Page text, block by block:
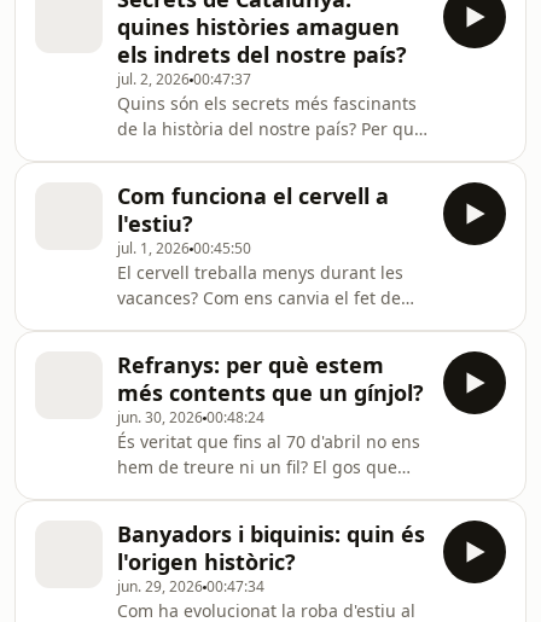
persones que busquen solucions i
d'altres que posen problemes? Avui,
amb Marta Pontnou, David Balaguer,
Pau Fernández, Anna Latorre i Núria
Casas hem compartit les solucions
que han trobat els oients del
programa els últims mesos.
quines històries amaguen
els indrets del nostre país?
jul. 2, 202600:47:37
Quins són els secrets més fascinants
de la història del nostre país? Per què
cases del Maresme són gairebé totes
iguals? On es pot veure la Moreneta a
la ciutat de Barcelona? Quina és la
història darrere del conegut com a
nen de Casserres? Hem trobat la
solució amb l'escriptor Joan de Déu
Prats i la periodista Natàlia Moreno.
Com funciona el cervell a
l'estiu?
jul. 1, 202600:45:50
El cervell treballa menys durant les
vacances? Com ens canvia el fet de
endreçada o ens limita? Què vol dir
exactament ser productius? A l'estiu,
som productius? En general, està de
moda anar estressat i tenir molta
feina? I quan fem vacances, el cervell
és més creatiu? Si no el fem treballar,
perdrà habilitats? Hem trobat la
Refranys: per què estem
més contents que un gínjol?
jun. 30, 202600:48:24
És veritat que fins al 70 d'abril no ens
hem de treure ni un fil? El gos que
sort, quin origen té? Hem trobat la
solució amb Marta Pérez Verge,
periodista, estudiosa de dites,
Banyadors i biquinis: quin és
l'origen històric?
jun. 29, 202600:47:34
Com ha evolucionat la roba d'estiu al